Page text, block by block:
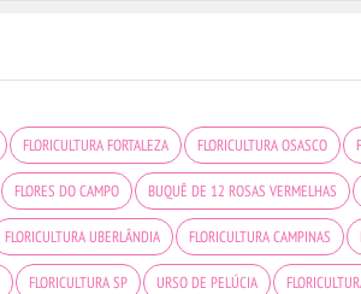
FLORICULTURA FORTALEZA FLORICULTURA OSASCO
FLORES DO CAMPO BUQUÊ DE 12 ROSAS VERMELHAS
FLORICULTURA UBERLÂNDIA FLORICULTURA CAMPINAS
FLORICULTURA SP URSO DE PELÚCIA